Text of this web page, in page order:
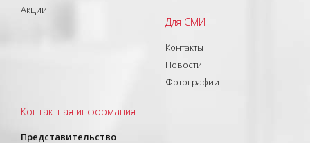
Акции
Для СМИ
Контакты
Новости
Фотографии
Контактная информация
Представительство